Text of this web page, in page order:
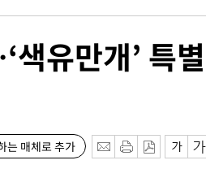
유만개’ 특별
는 매체로 추가